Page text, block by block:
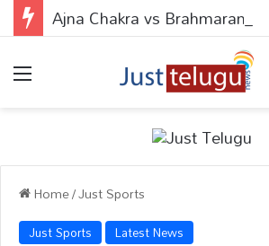
Home/Just Sports
Just Sports Latest News